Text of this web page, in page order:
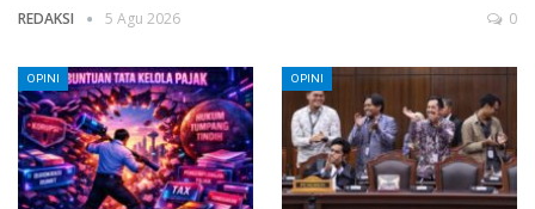
REDAKSI 5 Agu 2026 0
OPINI OPINI